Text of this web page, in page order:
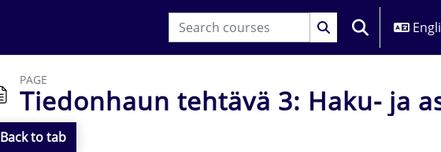
TOGGLE
PAGE
Tiedonhaun tehtävä 3: Haku- ja
Back to tab